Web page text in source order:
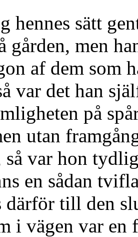
hennes sätt
gården, men
af dem som
var det han
på
utan
var hon
en sådan
därför till den
i vägen var en